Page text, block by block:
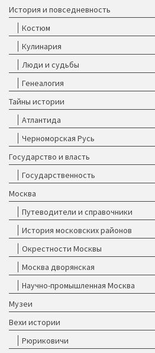
История и повседневность
Костюм
Кулинария
Люди и судьбы
Генеалогия
Тайны истории
Атлантида
Черноморская Русь
Государство и власть
Государственность
Москва
Путеводители и справочники
История московских районов
Окрестности Москвы
Москва дворянская
Научно-промышленная Москва
Музеи
Вехи истории
Рюриковичи